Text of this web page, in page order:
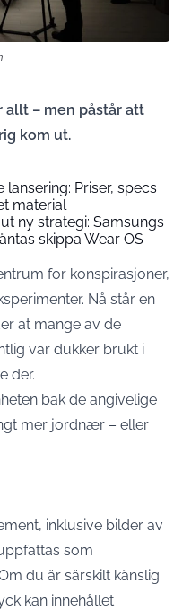
allt – men påstår att
kom ut.
Priser, specs
material
ny strategi: Samsungs
skippa Wear OS
for konspirasjoner,
Nå står en
at mange av de
var dukker brukt i
der.
bak de angivelige
mer jordnær – eller
inklusive bilder av
som
du är särskilt känslig
kan innehållet